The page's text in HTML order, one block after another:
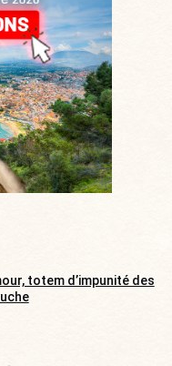
totem d’impunité des